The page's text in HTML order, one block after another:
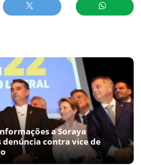
a Soraya
contra vice de